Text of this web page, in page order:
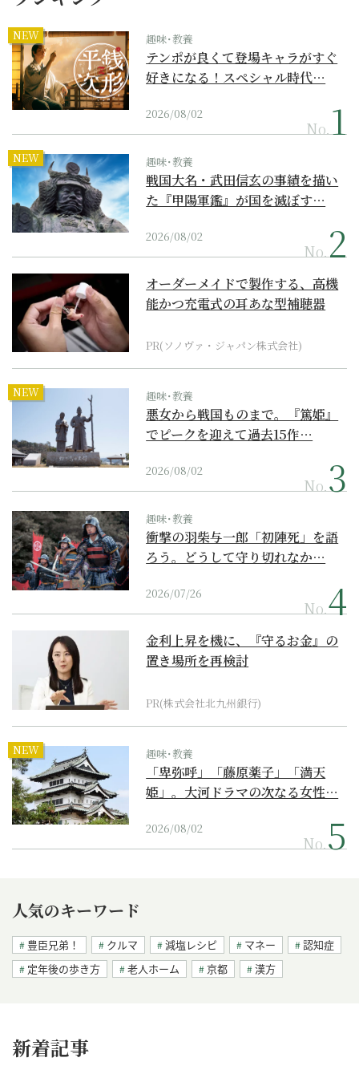
NEW 趣味･教養
テンポが良くて登場キャラがすぐ
好きになる！スペシャル時代…
2026/08/02
No.
NEW 趣味･教養
戦国大名・武田信玄の事績を描い
た『甲陽軍鑑』が国を滅ぼす…
2026/08/02
No.
オーダーメイドで製作する、高機
能かつ充電式の耳あな型補聴器
PR(ソノヴァ・ジャパン株式会社)
NEW 趣味･教養
悪女から戦国ものまで。『篤姫』
でピークを迎えて過去15作…
2026/08/02
No.
趣味･教養
衝撃の羽柴与一郎「初陣死」を語
ろう。どうして守り切れなか…
2026/07/26
No.
金利上昇を機に、『守るお金』の
置き場所を再検討
PR(株式会社北九州銀行)
NEW 趣味･教養
「卑弥呼」「藤原薬子」「満天
姫」。大河ドラマの次なる女性…
2026/08/02
No.
人気のキーワード
豊臣兄弟！ クルマ 減塩レシピ マネー
認知症
定年後の歩き方
老人ホーム 京都 漢方
新着記事